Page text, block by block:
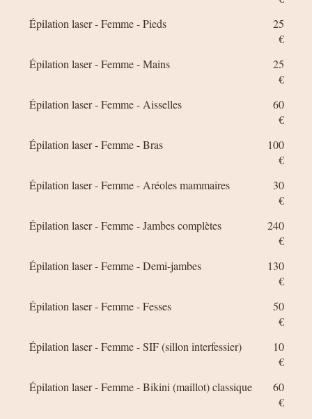
Épilation laser - Femme - Pieds
25
€
Épilation laser - Femme - Mains
25
€
Épilation laser - Femme - Aisselles
60
€
Épilation laser - Femme - Bras
100
€
Épilation laser - Femme - Aréoles mammaires
30
€
Épilation laser - Femme - Jambes complètes
240
€
Épilation laser - Femme - Demi-jambes
130
€
Épilation laser - Femme - Fesses
50
€
Épilation laser - Femme - SIF (sillon interfessier)
10
€
Épilation laser - Femme - Bikini (maillot) classique
60
€